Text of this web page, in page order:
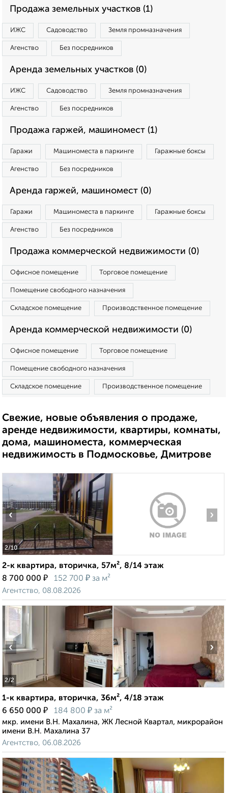
Продажа земельных участков (1)
ИЖС Садоводство Земля промназначения
Агенство Без посредников
Аренда земельных участков (0)
ИЖС Садоводство Земля промназначения
Агенство Без посредников
Продажа гаржей, машиномест (1)
Гаражи Машиноместа в паркинге Гаражные боксы
Агенство Без посредников
Аренда гаржей, машиномест (0)
Гаражи Машиноместа в паркинге Гаражные боксы
Агенство Без посредников
Продажа коммерческой недвижимости (0)
Офисное помещение Торговое помещение
Помещение свободного назначения
Складское помещение Производственное помещение
Аренда коммерческой недвижимости (0)
Офисное помещение Торговое помещение
Помещение свободного назначения
Складское помещение Производственное помещение
Свежие, новые объявления о продаже,
аренде недвижимости, квартиры, комнаты,
дома, машиноместа, коммерческая
недвижимость в Подмосковье, Дмитрове
2/10
‹ ›
2-к квартира, вторичка, 57м², 8/14 этаж
8 700 000 ₽ 152 700 ₽ за м²
Агентство, 08.08.2026
2/2
‹ ›
1-к квартира, вторичка, 36м², 4/18 этаж
6 650 000 ₽ 184 800 ₽ за м²
мкр. имени В.Н. Махалина, ЖК Лесной Квартал, микрорайон
имени В.Н. Махалина 37
Агентство, 06.08.2026